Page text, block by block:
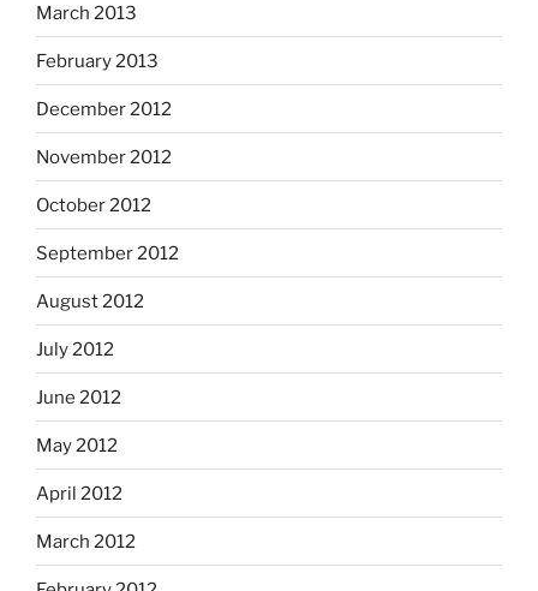
March 2013
February 2013
December 2012
November 2012
October 2012
September 2012
August 2012
July 2012
June 2012
May 2012
April 2012
March 2012